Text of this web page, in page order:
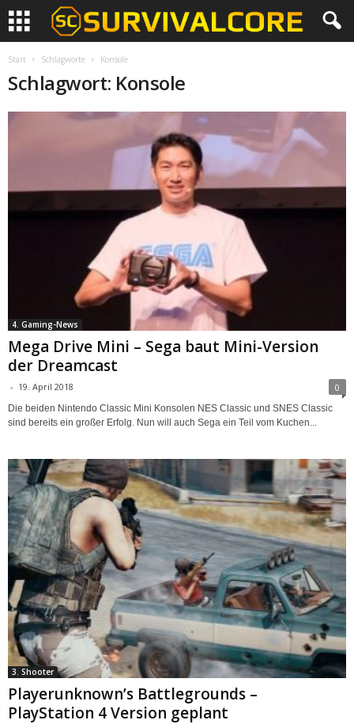
Start Schlagworte Konsole
Schlagwort: Konsole
4. Gaming-News
Mega Drive Mini – Sega baut Mini-Version
der Dreamcast
- 19. April 2018 0
Die beiden Nintendo Classic Mini Konsolen NES Classic und SNES Classic
sind bereits ein großer Erfolg. Nun will auch Sega ein Teil vom Kuchen...
3. Shooter
Playerunknown’s Battlegrounds –
PlayStation 4 Version geplant